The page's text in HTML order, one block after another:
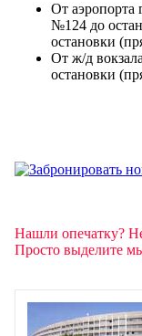
От
№124 до
остановки
От ж/д
остановки
Нашли опечатку?
Просто выделите